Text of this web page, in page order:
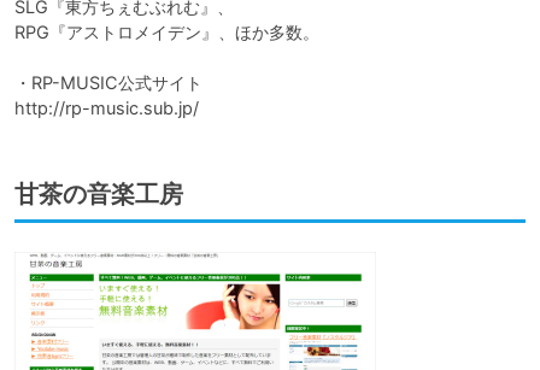
SLG『東方ちぇむぶれむ』、
RPG『アストロメイデン』、ほか多数。
・RP-MUSIC公式サイト
http://rp-music.sub.jp/
甘茶の音楽工房